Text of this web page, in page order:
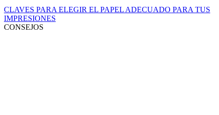
CLAVES PARA ELEGIR EL PAPEL ADECUADO PARA TUS
IMPRESIONES
CONSEJOS